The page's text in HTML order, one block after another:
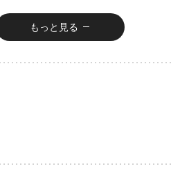
もっと見る